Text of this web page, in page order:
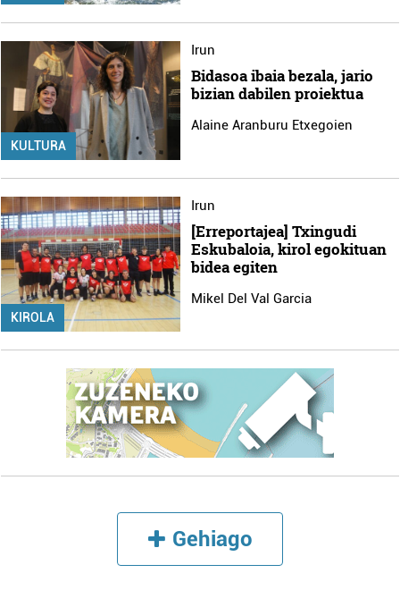
KULTURA
Irun
Bidasoa ibaia bezala, jario
bizian dabilen proiektua
Alaine Aranburu Etxegoien
KIROLA
Irun
[Erreportajea] Txingudi
Eskubaloia, kirol egokituan
bidea egiten
Mikel Del Val Garcia
Gehiago